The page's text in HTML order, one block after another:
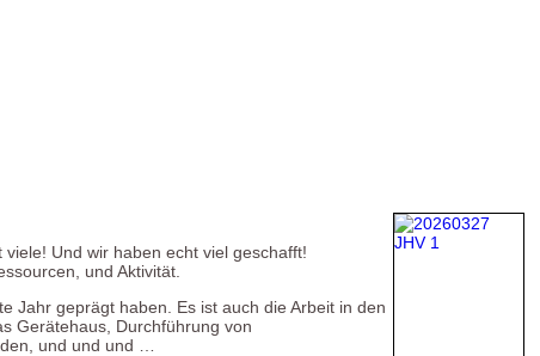
Und wir haben echt viel geschafft!
und Aktivität.
Jahr geprägt haben. Es ist auch die Arbeit in den
Gerätehaus, Durchführung von
und und und …